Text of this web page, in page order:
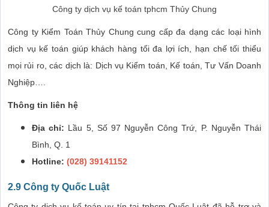
Công ty dịch vụ kế toán tphcm Thủy Chung
Công ty Kiểm Toán Thủy Chung cung cấp đa dạng các loại hình
dịch vụ kế toán giúp khách hàng tối đa lợi ích, hạn chế tối thiểu
mọi rủi ro, các dịch là: Dịch vụ Kiểm toán, Kế toán, Tư Vấn Doanh
Nghiệp….
Thông tin liên hệ
Địa chỉ: Lầu 5, Số 97 Nguyễn Công Trứ, P. Nguyễn Thái
Bình, Q. 1
Hotline: (028) 39141152
2.9 Công ty Quốc Luật